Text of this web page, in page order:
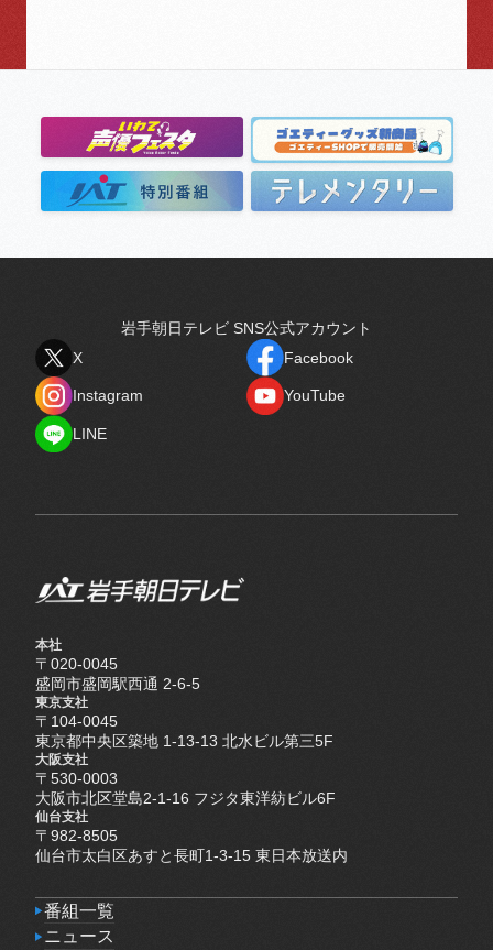
岩手朝日テレビ SNS公式アカウント
X
Facebook
Instagram
YouTube
LINE
本社
〒020-0045
盛岡市盛岡駅西通 2-6-5
東京支社
〒104-0045
東京都中央区築地 1-13-13 北水ビル第三5F
大阪支社
〒530-0003
大阪市北区堂島2-1-16 フジタ東洋紡ビル6F
仙台支社
〒982-8505
仙台市太白区あすと長町1-3-15 東日本放送内
番組一覧
番組一覧
ニュース